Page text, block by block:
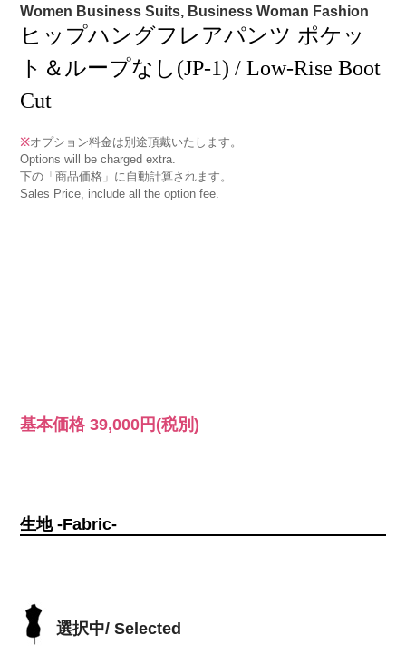
Women Business Suits, Business Woman Fashion
ヒップハングフレアパンツ ポケッ
ト＆ループなし(JP-1) / Low-Rise Boot
Cut
※オプション料金は別途頂戴いたします。
Options will be charged extra.
下の「商品価格」に自動計算されます。
Sales Price, include all the option fee.
基本価格39,000円 (税別)
生地 -Fabric-
選択中/ Selected